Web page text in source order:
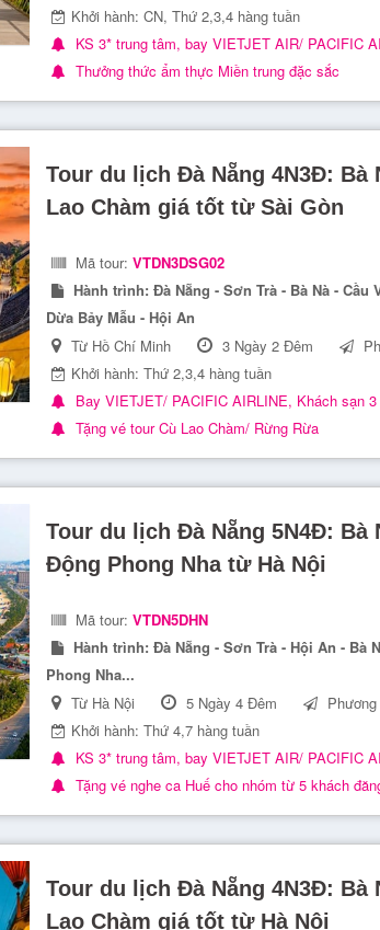
Khởi hành: CN, Thứ 2,3,4 hàng tuần
KS 3* trung tâm, bay VIETJET AIR/ PACIFIC
Thưởng thức ẩm thực Miền trung đặc sắc
Tour du lịch Đà Nẵng 4N3Đ: Bà
Lao Chàm giá tốt từ Sài Gòn
Mã tour: VTDN3DSG02
Hành trình: Đà Nẵng - Sơn Trà - Bà Nà - Cầu
Dừa Bảy Mẫu - Hội An
Từ Hồ Chí Minh
3 Ngày 2 Đêm
Khởi hành: Thứ 2,3,4 hàng tuần
Bay VIETJET/ PACIFIC AIRLINE, Khách sạn
Tặng vé tour Cù Lao Chàm/ Rừng Rừa
Tour du lịch Đà Nẵng 5N4Đ: Bà
Động Phong Nha từ Hà Nội
Mã tour: VTDN5DHN
Hành trình: Đà Nẵng - Sơn Trà - Hội An - Bà
Phong Nha...
Từ Hà Nội
5 Ngày 4 Đêm
Khởi hành: Thứ 4,7 hàng tuần
KS 3* trung tâm, bay VIETJET AIR/ PACIFIC
Tặng vé nghe ca Huế cho nhóm từ 5 khách
Tour du lịch Đà Nẵng 4N3Đ: Bà
Lao Chàm giá tốt từ Hà Nội